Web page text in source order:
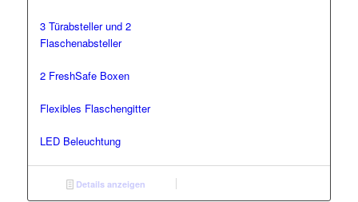
3 Türabsteller und 2
Flaschenabsteller
2 FreshSafe Boxen
Flexibles Flaschengitter
LED Beleuchtung
Details anzeigen